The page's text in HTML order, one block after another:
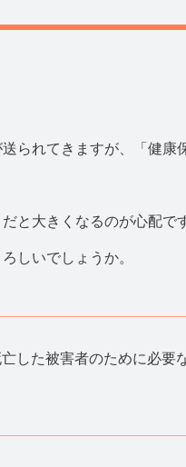
られてきますが、「健康
と大きくなるのが心配です
しいでしょうか。
した被害者のために必要